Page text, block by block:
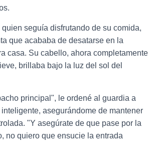
quien seguía disfrutando de su comida,
que acababa de desatarse en la
casa. Su cabello, ahora completamente
brillaba bajo la luz del sol del
principal", le ordené al guardia a
asegurándome de mantener
"Y asegúrate de que pase por la
no quiero que ensucie la entrada